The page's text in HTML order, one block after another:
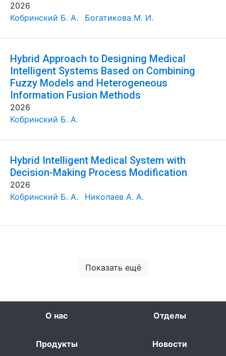
2026
Кобринский Б. А.
Богатикова М. И.
Hybrid Approach to Designing Medical
Intelligent Systems Based on Combining
Fuzzy Models and Heterogeneous
Information Fusion Methods
2026
Кобринский Б. А.
Hybrid Intelligent Medical System with
Decision-Making Process Modification
2026
Кобринский Б. А.
Николаев А. А.
Показать ещё
О нас Отделы
Продукты Новости